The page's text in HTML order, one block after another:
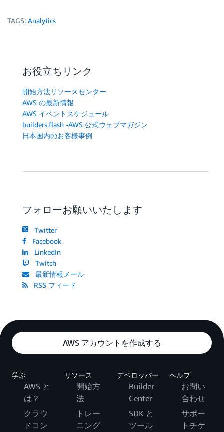
TAGS: Analytics
お役立ちリンク
開始方法リソースセンター
AWS の最新情報
AWS イベントスケジュール
builders.flash -AWS 公式ウェブマガジン
日本国内のお客様事例
フォローお願いいたします
Twitter
Facebook
LinkedIn
Twitch
最新情報メール
RSS フィード
AWS アカウントを作成する
学ぶ
AWS と
は？
クラウ
ドコン
リソース
開始方
法
トレー
ニング
デベロッパー
Builder
Center
SDK と
ツール
ヘルプ
お問い
合わせ
サポー
トチケ